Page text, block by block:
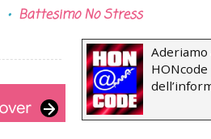
Battesimo No Stress